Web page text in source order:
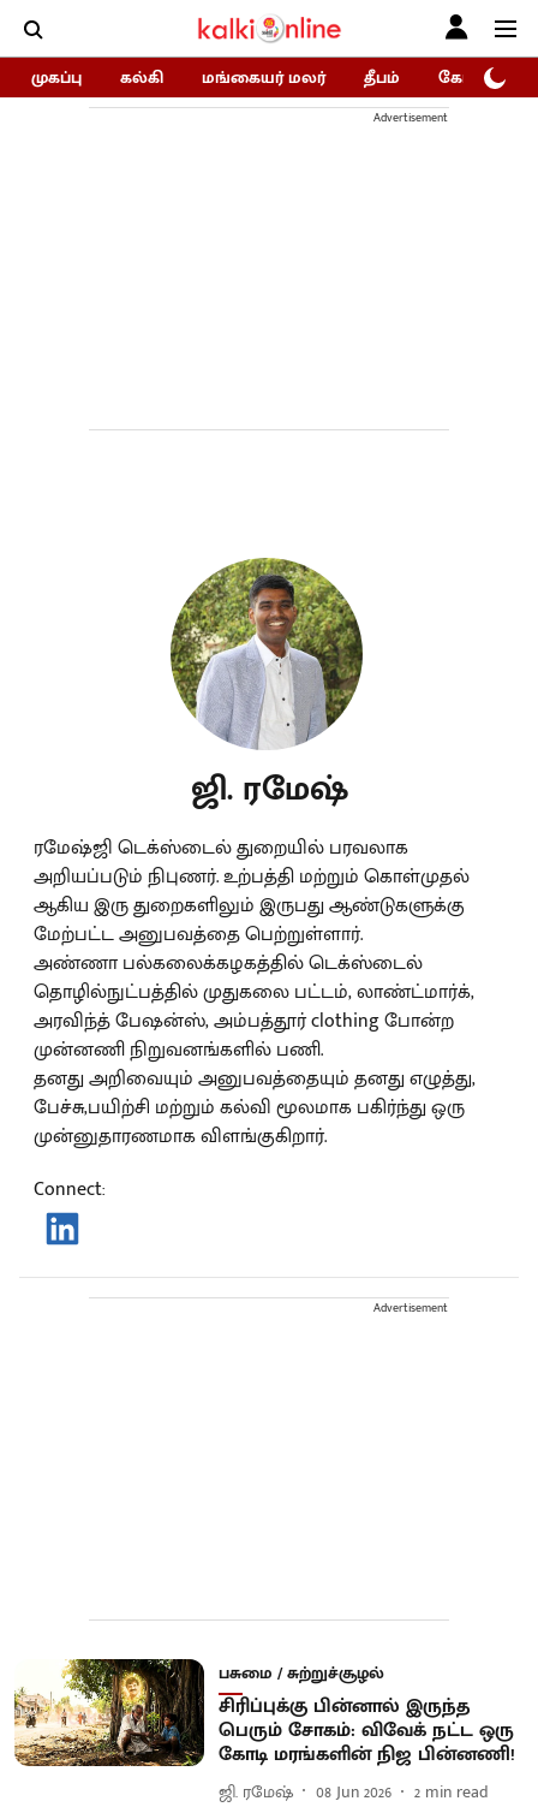
முகப்பு கல்கி மங்கையர் மலர் தீபம் கோகுலம்/
Advertisement
ஜி. ரமேஷ்
ரமேஷ்ஜி டெக்ஸ்டைல் துறையில் பரவலாக
அறியப்படும் நிபுணர். உற்பத்தி மற்றும் கொள்முதல்
ஆகிய இரு துறைகளிலும் இருபது ஆண்டுகளுக்கு
மேற்பட்ட அனுபவத்தை பெற்றுள்ளார்.
அண்ணா பல்கலைக்கழகத்தில் டெக்ஸ்டைல்
தொழில்நுட்பத்தில் முதுகலை பட்டம், லாண்ட்மார்க்,
அரவிந்த் பேஷன்ஸ், அம்பத்தூர் clothing போன்ற
முன்னணி நிறுவனங்களில் பணி.
தனது அறிவையும் அனுபவத்தையும் தனது எழுத்து,
பேச்சு,பயிற்சி மற்றும் கல்வி மூலமாக பகிர்ந்து ஒரு
முன்னுதாரணமாக விளங்குகிறார்.
Connect:
Advertisement
பசுமை / சுற்றுச்சூழல்
சிரிப்புக்கு பின்னால் இருந்த
பெரும் சோகம்: விவேக் நட்ட ஒரு
கோடி மரங்களின் நிஜ பின்னணி!
ஜி. ரமேஷ் 08 Jun 2026 2 min read